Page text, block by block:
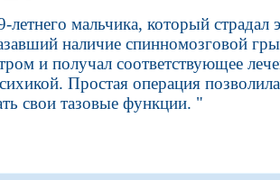
мальчика, который страдал
наличие спинномозговой
и получал соответствующее
Простая операция
свои тазовые функции. "